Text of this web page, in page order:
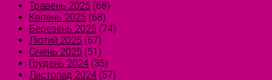
Травень 2025 (68)
Квітень 2025 (68)
Березень 2025 (74)
Лютий 2025 (67)
Січень 2025 (51)
Грудень 2024 (35)
Листопад 2024 (57)